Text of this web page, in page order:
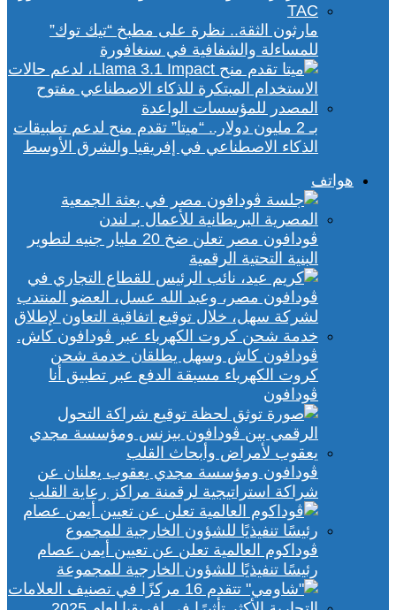
مارثون الثقة.. نظرة على مطبخ “تيك توك”
للمساءلة والشفافية في سنغافورة
بـ 2 مليون دولار.. “ميتا” تقدم منح لدعم تطبيقات
الذكاء الاصطناعي في إفريقيا والشرق الأوسط
هواتف
ڤودافون مصر تعلن ضخ 20 مليار جنيه لتطوير
البنية التحتية الرقمية
ڤودافون كاش وسهل يطلقان خدمة شحن
كروت الكهرباء مسبقة الدفع عبر تطبيق أنا
ڤودافون
ڤودافون ومؤسسة مجدي يعقوب يعلنان عن
شراكة استراتيجية لرقمنة مراكز رعاية القلب
ڤوداكوم العالمية تعلن عن تعيين أيمن عصام
رئيسًا تنفيذيًا للشؤون الخارجية للمجموعة